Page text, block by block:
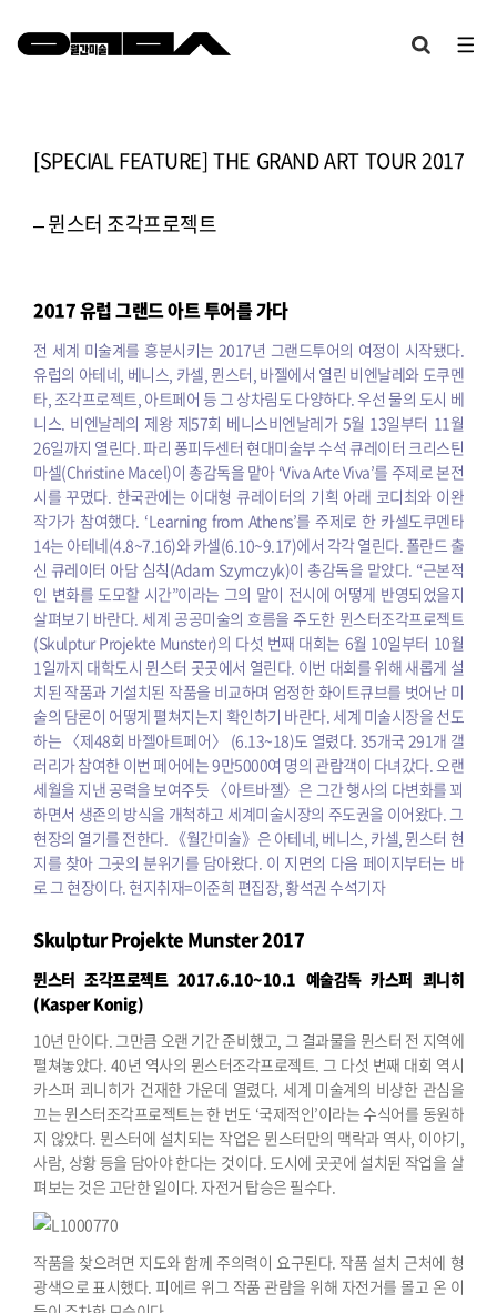
[SPECIAL FEATURE] THE GRAND ART TOUR 2017
– 뮌스터 조각프로젝트
2017 유럽 그랜드 아트 투어를 가다
전 세계 미술계를 흥분시키는 2017년 그랜드투어의 여정이 시작됐다.
유럽의 아테네, 베니스, 카셀, 뮌스터, 바젤에서 열린 비엔날레와 도쿠멘
타, 조각프로젝트, 아트페어 등 그 상차림도 다양하다. 우선 물의 도시 베
니스. 비엔날레의 제왕 제57회 베니스비엔날레가 5월 13일부터 11월
26일까지 열린다. 파리 퐁피두센터 현대미술부 수석 큐레이터 크리스틴
마셀(Christine Macel)이 총감독을 맡아 ‘Viva Arte Viva’를 주제로 본전
시를 꾸몄다. 한국관에는 이대형 큐레이터의 기획 아래 코디최와 이완
작가가 참여했다. ‘Learning from Athens’를 주제로 한 카셀도쿠멘타
14는 아테네(4.8~7.16)와 카셀(6.10~9.17)에서 각각 열린다. 폴란드 출
신 큐레이터 아담 심칙(Adam Szymczyk)이 총감독을 맡았다. “근본적
인 변화를 도모할 시간”이라는 그의 말이 전시에 어떻게 반영되었을지
살펴보기 바란다. 세계 공공미술의 흐름을 주도한 뮌스터조각프로젝트
(Skulptur Projekte Munster)의 다섯 번째 대회는 6월 10일부터 10월
1일까지 대학도시 뮌스터 곳곳에서 열린다. 이번 대회를 위해 새롭게 설
치된 작품과 기설치된 작품을 비교하며 엄정한 화이트큐브를 벗어난 미
술의 담론이 어떻게 펼쳐지는지 확인하기 바란다. 세계 미술시장을 선도
하는 〈제48회 바젤아트페어〉 (6.13~18)도 열렸다. 35개국 291개 갤
러리가 참여한 이번 페어에는 9만5000여 명의 관람객이 다녀갔다. 오랜
세월을 지낸 공력을 보여주듯 〈아트바젤〉은 그간 행사의 다변화를 꾀
하면서 생존의 방식을 개척하고 세계미술시장의 주도권을 이어왔다. 그
현장의 열기를 전한다.
《월간미술》은 아테네, 베니스, 카셀, 뮌스터 현
지를 찾아 그곳의 분위기를 담아왔다. 이 지면의 다음 페이지부터는 바
로 그 현장이다. 현지취재=이준희 편집장, 황석권 수석기자
Skulptur Projekte Munster 2017
뮌스터 조각프로젝트 2017.6.10~10.1 예술감독 카스퍼 쾨니히
(Kasper Konig)
10년 만이다. 그만큼 오랜 기간 준비했고, 그 결과물을 뮌스터 전 지역에
펼쳐놓았다. 40년 역사의 뮌스터조각프로젝트. 그 다섯 번째 대회 역시
카스퍼 쾨니히가 건재한 가운데 열렸다. 세계 미술계의 비상한 관심을
끄는 뮌스터조각프로젝트는 한 번도 ‘국제적인’이라는 수식어를 동원하
지 않았다. 뮌스터에 설치되는 작업은 뮌스터만의 맥락과 역사, 이야기,
사람, 상황 등을 담아야 한다는 것이다. 도시에 곳곳에 설치된 작업을 살
펴보는 것은 고단한 일이다. 자전거 탑승은 필수다.
작품을 찾으려면 지도와 함께 주의력이 요구된다. 작품 설치 근처에 형
광색으로 표시했다. 피에르 위그 작품 관람을 위해 자전거를 몰고 온 이